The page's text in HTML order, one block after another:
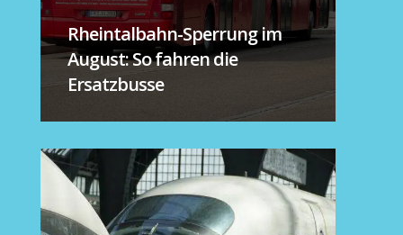
Rheintalbahn-Sperrung im
August: So fahren die
Ersatzbusse